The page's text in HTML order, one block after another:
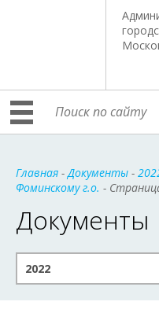
Главная -Документы -
Фоминскому г.о. -
Документы
2022